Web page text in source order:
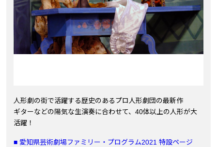
人形劇の街で活躍する歴史のあるプロ人形劇団の最新作
ギターなどの陽気な生演奏に合わせて、40体以上の人形が大
活躍！
■ 愛知県芸術劇場ファミリー・プログラム2021 特設ページ